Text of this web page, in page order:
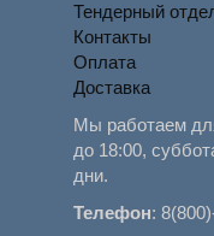
Тендерный
Контакты
Оплата
Доставка
Мы работаем
до 18:00,
дни.
Телефон: